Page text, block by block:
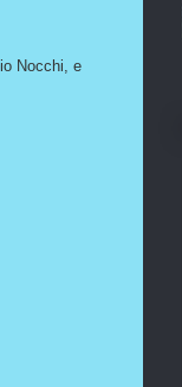
Nocchi, e